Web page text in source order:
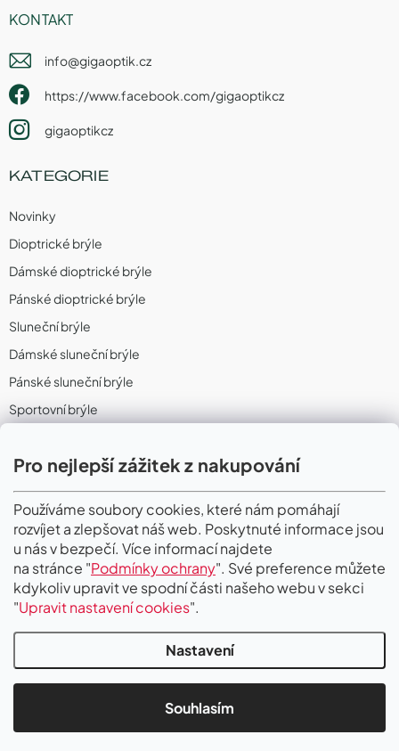
Pro nejlepší zážitek z nakupování
Používáme soubory cookies, které nám pomáhají
rozvíjet a zlepšovat náš web. Poskytnuté informace jsou
u nás v bezpečí. Více informací najdete
na stránce "Podmínky ochrany". Své preference můžete
kdykoliv upravit ve spodní části našeho webu v sekci
"Upravit nastavení cookies".
Nastavení
Souhlasím
KONTAKT
info@gigaoptik.cz
https://www.facebook.com/gigaoptikcz
gigaoptikcz
KATEGORIE
Novinky
Dioptrické brýle
Dámské dioptrické brýle
Pánské dioptrické brýle
Sluneční brýle
Dámské sluneční brýle
Pánské sluneční brýle
Sportovní brýle
Sportovní dioptrické brýle
II. Jakost
PŘIJÍMÁME ONLINE PLATBY
Copyright 2026Gigaoptik. Všechna práva vyhrazena.Upravit nastavení
cookies